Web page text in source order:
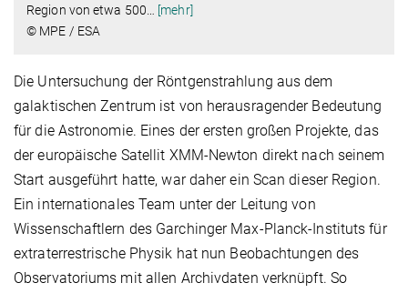
Region von etwa 500… [mehr]
© MPE / ESA
Die Untersuchung der Röntgenstrahlung aus dem
galaktischen Zentrum ist von herausragender Bedeutung
für die Astronomie. Eines der ersten großen Projekte, das
der europäische Satellit XMM-Newton direkt nach seinem
Start ausgeführt hatte, war daher ein Scan dieser Region.
Ein internationales Team unter der Leitung von
Wissenschaftlern des Garchinger Max-Planck-Instituts für
extraterrestrische Physik hat nun Beobachtungen des
Observatoriums mit allen Archivdaten verknüpft. So